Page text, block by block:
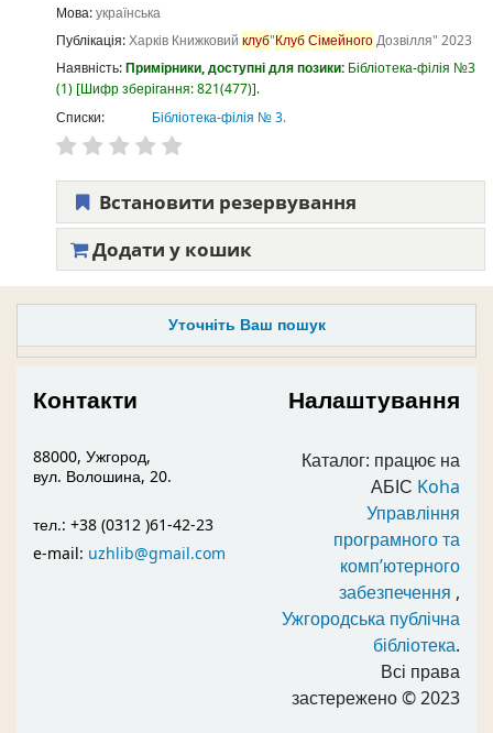
Уточніть Ваш пошук
Мова:українська
Публікація:Харків Книжковий клуб"КлубСімейногоДозвілля" 2023
Наявність:Примірники, доступні для позики: Бібліотека-філія №3
(1) Шифр зберігання:821(477) .
Списки:
Бібліотека-філія № 3.
Встановити резервування
Додати у кошик
Контакти
88000, Ужгород,
вул. Волошина, 20.
тел.: +38 (0312 )61-42-23
e-mail: uzhlib@gmail.com
Налаштування
Каталог: працює на
АБІС Koha
Управління
програмного та
комп’ютерного
забезпечення ,
Ужгородська публічна
бібліотека.
Всі права
застережено© 2023